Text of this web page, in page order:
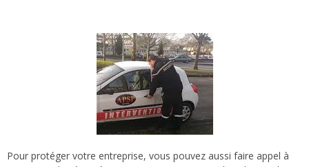
Pour protéger votre entreprise, vous pouvez aussi faire appel à